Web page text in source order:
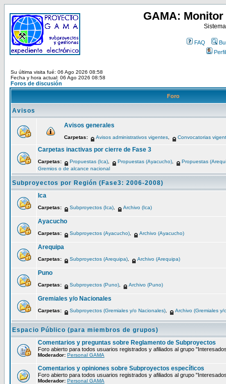
GAMA:
FAQ
Perfil
Su última visita fué: 06 Ago 2026 08:58
Fecha y hora actual: 06 Ago 2026 08:58
Foros de discusión
Foro
Avisos
Avisos generales
Carpetas: Avisos administrativos vigentes Convocatorias
Carpetas inactivas por cierre de Fase 3
Carpetas: Propuestas (Ica) Propuestas (Ayacucho)
Propuestas
Gremios o de alcance nacional
Subproyectos por Región (Fase3: 2006-2008)
Ica
Carpetas: Subproyectos (Ica) Archivo (Ica)
Ayacucho
Carpetas: Subproyectos (Ayacucho) Archivo (Ayacucho)
Arequipa
Carpetas: Subproyectos (Arequipa) Archivo (Arequipa)
Puno
Carpetas: Subproyectos (Puno) Archivo (Puno)
Gremiales y/o Nacionales
Carpetas: Subproyectos (Gremiales y/o Nacionales) Archivo (Gremiales y/
Espacio Público (para miembros de grupos)
Comentarios y preguntas sobre Reglamento de Subproyectos
Foro abierto para todos usuarios registrados y afiliados al grupo
Moderador: Personal GAMA
Comentarios y opiniones sobre Subproyectos específicos
Foro abierto para todos usuarios registrados y afiliados al grupo
Moderador: Personal GAMA